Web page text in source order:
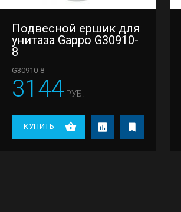
Подвесной ершик для
унитаза Gappo G30910-
8
G30910-8
3144 РУБ.
КУПИТЬ